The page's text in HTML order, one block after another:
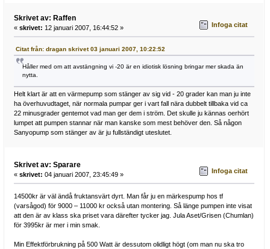
Skrivet av: Raffen
« skrivet: 12 januari 2007, 16:44:52 » Infoga citat
Citat från: dragan skrivet 03 januari 2007, 10:22:52
Håller med om att avstängning vi -20 är en idiotisk lösning bringar mer skada än
nytta.
Helt klart är att en värmepump som stänger av sig vid - 20 grader kan man ju inte
ha överhuvudtaget, när normala pumpar ger i vart fall nära dubbelt tillbaka vid ca
22 minusgrader gentemot vad man ger dem i ström. Det skulle ju kännas oerhört
lumpet att pumpen stannar när man kanske som mest behöver den. Så någon
Sanyopump som stänger av är ju fullständigt uteslutet.
Skrivet av: Sparare
« skrivet: 04 januari 2007, 23:45:49 » Infoga citat
14500kr är väl ändå fruktansvärt dyrt. Man får ju en märkespump hos tf
(varsågod) för 9000 – 11000 kr också utan montering. Så länge pumpen inte visat
att den är av klass ska priset vara därefter tycker jag. Jula Aset/Grisen (Chumlan)
för 3995kr är mer i min smak.
Min Effektförbrukning på 500 Watt är dessutom olidligt högt (om man nu ska tro